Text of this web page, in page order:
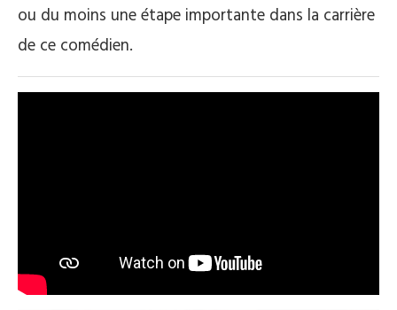
ou du moins une étape importante dans la carrière
de ce comédien.